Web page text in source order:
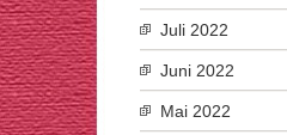
Juli 2022
Juni 2022
Mai 2022